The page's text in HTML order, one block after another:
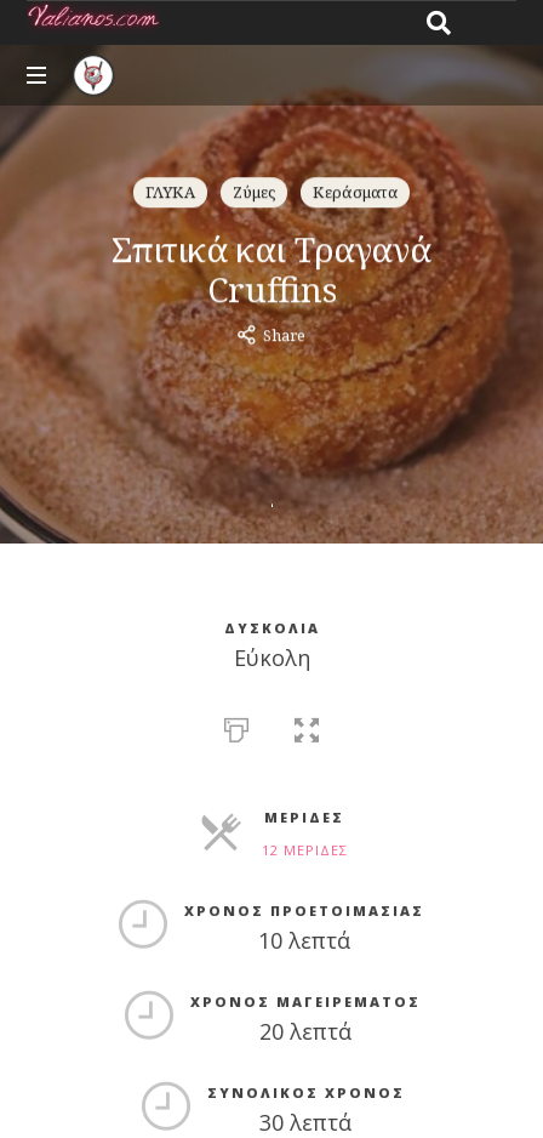
Giannos
ΓΛΥΚΑ Ζύμες Κεράσματα
Σπιτικά και Τραγανά
Cruffins
Share
ΔΥΣΚΟΛΊΑ
Εύκολη
ΜΕΡΊΔΕΣ
12 ΜΕΡΊΔΕΣ
ΧΡΌΝΟΣ ΠΡΟΕΤΟΙΜΑΣΊΑΣ
10 λεπτά
ΧΡΌΝΟΣ ΜΑΓΕΙΡΈΜΑΤΟΣ
20 λεπτά
ΣΥΝΟΛΙΚΌΣ ΧΡΌΝΟΣ
30 λεπτά